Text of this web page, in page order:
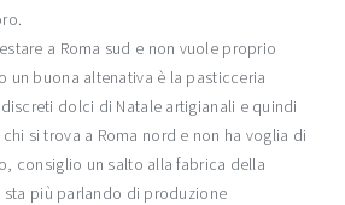
a Roma sud e non vuole proprio
un buona altenativa è la pasticceria
dolci di Natale artigianali e quindi
si trova a Roma nord e non ha voglia di
consiglio un salto alla fabrica della
sta più parlando di produzione